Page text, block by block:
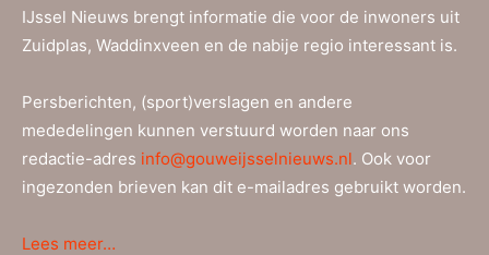
IJssel Nieuws brengt informatie die voor de inwoners uit
Zuidplas, Waddinxveen en de nabije regio interessant is.
Persberichten, (sport)verslagen en andere
mededelingen kunnen verstuurd worden naar ons
redactie-adres info@gouweijsselnieuws.nl. Ook voor
ingezonden brieven kan dit e-mailadres gebruikt worden.
Lees meer…